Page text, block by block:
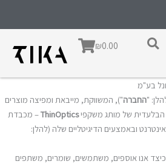
₪0.00 עגלת
קניות
בע"מ
"החברה"), המשווקת, מייבאת ומפיצה מוצרים
הבלעדית של מותג משקפיThinOptics– מכבדת
ובאמצעים הדיגיטליים שלה (להלן:
כיצד אנו אוספים, משתמשים, שומרים, משתפים